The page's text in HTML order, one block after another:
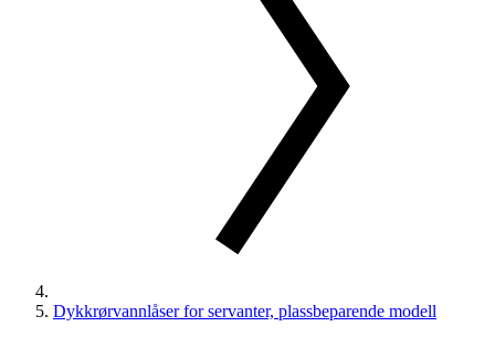
Dykkrørvannlåser for servanter, plassbeparende modell